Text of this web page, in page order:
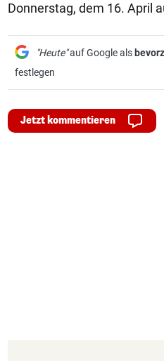
Donnerstag, dem 16. April
"Heute"auf Google als
festlegen
Jetzt kommentieren